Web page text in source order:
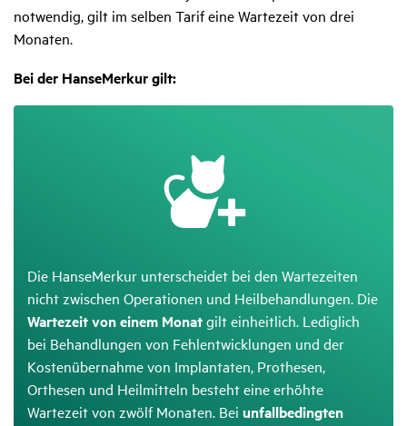
notwendig, gilt im selben Tarif eine Wartezeit von drei
Monaten.
Bei der HanseMerkur gilt:
Die HanseMerkur unterscheidet bei den Wartezeiten
nicht zwischen Operationen und Heilbehandlungen. Die
Wartezeit von einem Monatgilt einheitlich. Lediglich
bei Behandlungen von Fehlentwicklungen und der
Kostenübernahme von Implantaten, Prothesen,
Orthesen und Heilmitteln besteht eine erhöhte
Wartezeit von zwölf Monaten. Bei unfallbedingten